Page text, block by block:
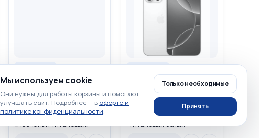
Нет в наличии
☆☆☆ ☆☆ 0
Apple iPhone 16 Pro Max
512GB Desert Titanium
«Песчаный титановый»
MYW93LL/A USA DUAL eSIM
Нет в наличии
☆☆ ☆☆ 0
Apple iPhone 16 Pro Max
512GB White Titanium
«Титановый белый»
MYW83LL/A USA DUAL eSIM
Мы используем cookie
Они нужны для работы корзины и помогают
улучшать сайт. Подробнее — в оферте и
политике конфиденциальности.
Только необходимые
Принять